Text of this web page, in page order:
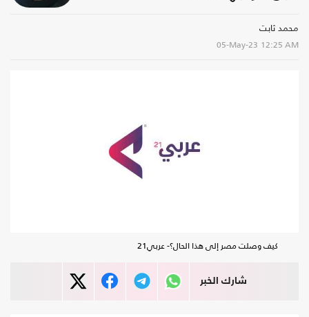
محمد ثابت
05-May-23 12:25 AM
كيف وصلت مصر إلى هذا الحال؟- عربي21
شارك الخبر